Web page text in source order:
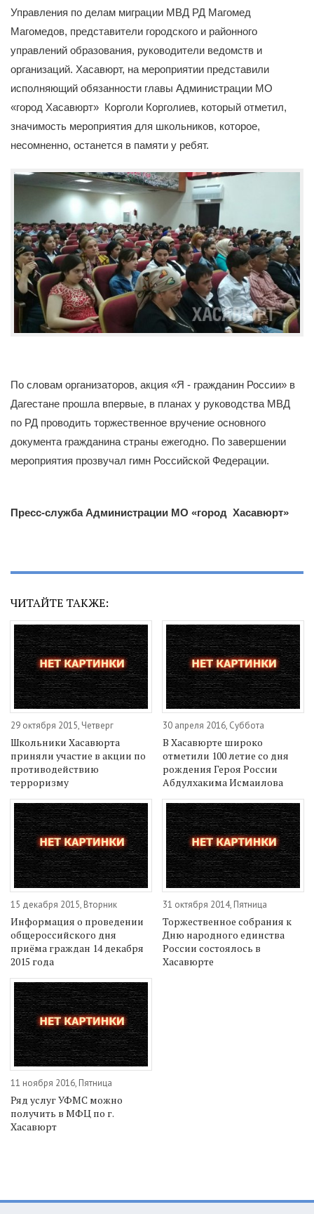
Управления по делам миграции МВД РД Магомед
Магомедов, представители городского и районного
управлений образования, руководители ведомств и
организаций. Хасавюрт, на мероприятии представили
исполняющий обязанности главы Администрации МО
«город Хасавюрт» Корголи Корголиев, который отметил,
значимость мероприятия для школьников, которое,
несомненно, останется в памяти у ребят.
По словам организаторов, акция «Я - гражданин России» в
Дагестане прошла впервые, в планах у руководства МВД
по РД проводить торжественное вручение основного
документа гражданина страны ежегодно. По завершении
мероприятия прозвучал гимн Российской Федерации.
Пресс-служба Администрации МО «город Хасавюрт»
ЧИТАЙТЕ ТАКЖЕ:
29 октября 2015, Четверг
Школьники Хасавюрта
приняли участие в акции по
противодействию
терроризму
30 апреля 2016, Суббота
В Хасавюрте широко
отметили 100 летие со дня
рождения Героя России
Абдулхакима Исмаилова
15 декабря 2015, Вторник
Информация о проведении
общероссийского дня
приёма граждан 14 декабря
2015 года
31 октября 2014, Пятница
Торжественное собрания к
Дню народного единства
России состоялось в
Хасавюрте
11 ноября 2016, Пятница
Ряд услуг УФМС можно
получить в МФЦ по г.
Хасавюрт